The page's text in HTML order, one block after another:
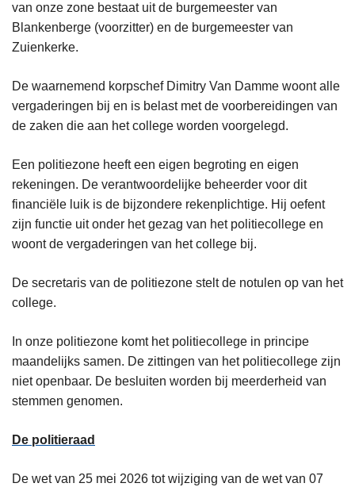
van onze zone bestaat uit de burgemeester van
Blankenberge (voorzitter) en de burgemeester van
Zuienkerke.
De waarnemend korpschef Dimitry Van Damme woont alle
vergaderingen bij en is belast met de voorbereidingen van
de zaken die aan het college worden voorgelegd.
Een politiezone heeft een eigen begroting en eigen
rekeningen. De verantwoordelijke beheerder voor dit
financiële luik is de bijzondere rekenplichtige. Hij oefent
zijn functie uit onder het gezag van het politiecollege en
woont de vergaderingen van het college bij.
De secretaris van de politiezone stelt de notulen op van het
college.
In onze politiezone komt het politiecollege in principe
maandelijks samen. De zittingen van het politiecollege zijn
niet openbaar. De besluiten worden bij meerderheid van
stemmen genomen.
De politieraad
De wet van 25 mei 2026 tot wijziging van de wet van 07